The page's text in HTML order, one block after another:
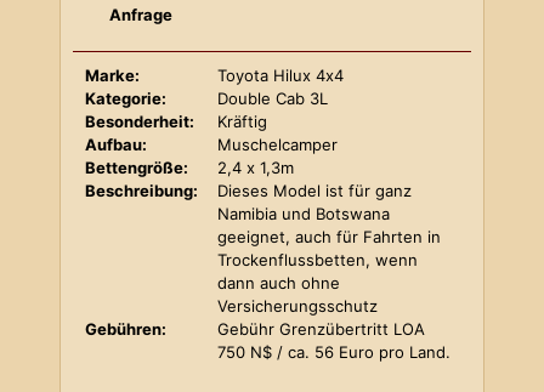
Anfrage
Marke:
Toyota Hilux 4x4
Kategorie:
Double Cab 3L
Besonderheit:
Kräftig
Aufbau:
Muschelcamper
Bettengröße:
2,4 x 1,3m
Beschreibung:
Dieses Model ist für ganz
Namibia und Botswana
geeignet, auch für Fahrten in
Trockenflussbetten, wenn
dann auch ohne
Versicherungsschutz
Gebühren:
Gebühr Grenzübertritt LOA
750 N$ / ca. 56 Euro pro Land.